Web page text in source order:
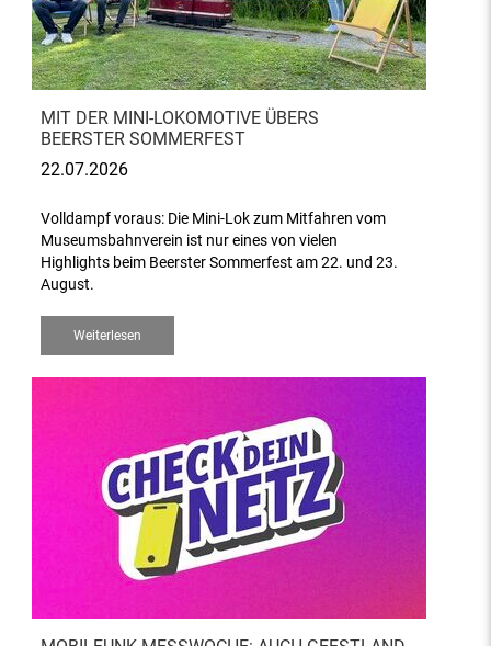
MIT DER MINI-LOKOMOTIVE ÜBERS
BEERSTER SOMMERFEST
22.07.2026
Volldampf voraus: Die Mini-Lok zum Mitfahren vom
Museumsbahnverein ist nur eines von vielen
Highlights beim Beerster Sommerfest am 22. und 23.
August.
Weiterlesen